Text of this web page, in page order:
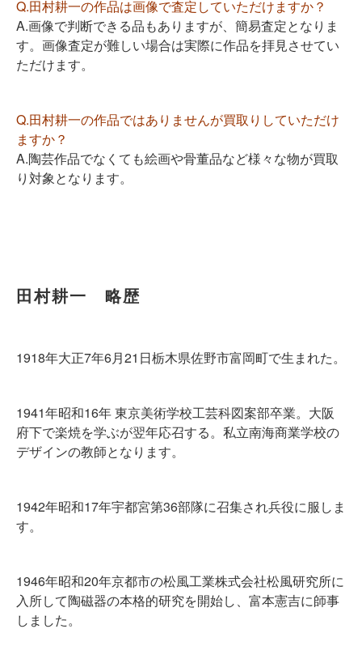
Q.田村耕一の作品は画像で査定していただけますか？
A.画像で判断できる品もありますが、簡易査定となりま
す。画像査定が難しい場合は実際に作品を拝見させてい
ただけます。
Q.田村耕一の作品ではありませんが買取りしていただけ
ますか？
A.陶芸作品でなくても絵画や骨董品など様々な物が買取
り対象となります。
田村耕一 略歴
1918年大正7年6月21日栃木県佐野市富岡町で生まれた。
1941年昭和16年 東京美術学校工芸科図案部卒業。大阪
府下で楽焼を学ぶが翌年応召する。私立南海商業学校の
デザインの教師となります。
1942年昭和17年宇都宮第36部隊に召集され兵役に服しま
す。
1946年昭和20年京都市の松風工業株式会社松風研究所に
入所して陶磁器の本格的研究を開始し、富本憲吉に師事
しました。